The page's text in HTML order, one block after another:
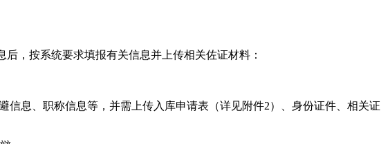
，按系统要求填报有关信息并上传相关佐证材料：
信息、职称信息等，并需上传入库申请表（详见附件2）、身份证件、相关证